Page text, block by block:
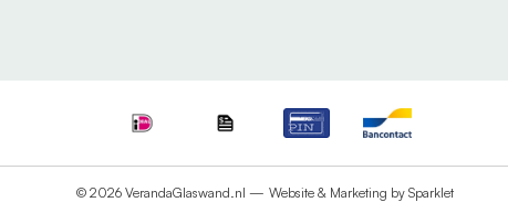
© 2026 VerandaGlaswand.nl — Website & Marketing by Sparklet